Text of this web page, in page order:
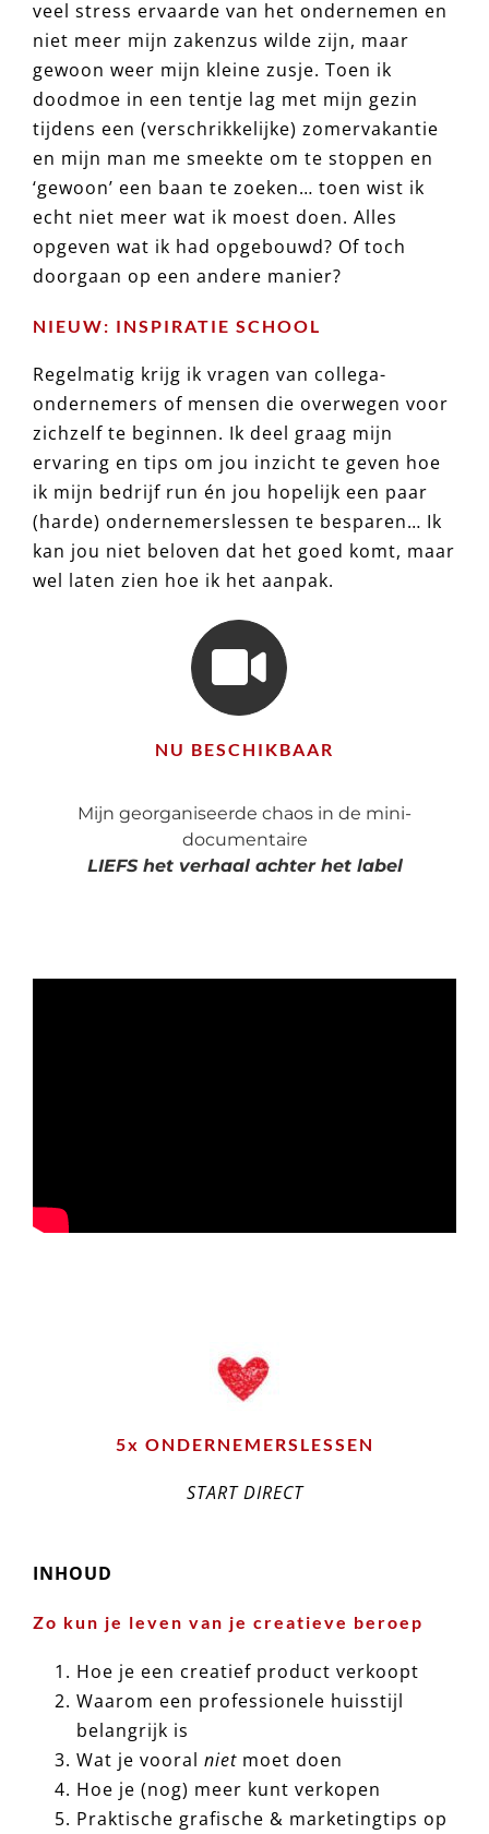
veel stress ervaarde van het ondernemen en
niet meer mijn zakenzus wilde zijn, maar
gewoon weer mijn kleine zusje. Toen ik
doodmoe in een tentje lag met mijn gezin
tijdens een (verschrikkelijke) zomervakantie
en mijn man me smeekte om te stoppen en
‘gewoon’ een baan te zoeken… toen wist ik
echt niet meer wat ik moest doen. Alles
opgeven wat ik had opgebouwd? Of toch
doorgaan op een andere manier?
NIEUW: INSPIRATIE SCHOOL
Regelmatig krijg ik vragen van collega-
ondernemers of mensen die overwegen voor
zichzelf te beginnen. Ik deel graag mijn
ervaring en tips om jou inzicht te geven hoe
ik mijn bedrijf run én jou hopelijk een paar
(harde) ondernemerslessen te besparen… Ik
kan jou niet beloven dat het goed komt, maar
wel laten zien hoe ik het aanpak.
NU BESCHIKBAAR
Mijn georganiseerde chaos in de mini-
documentaire
LIEFS het verhaal achter het label
5x ONDERNEMERSLESSEN
START DIRECT
INHOUD
Zo kun je leven van je creatieve beroep
Hoe je een creatief product verkoopt
Waarom een professionele huisstijl
belangrijk is
Wat je vooral niet moet doen
Hoe je (nog) meer kunt verkopen
Praktische grafische & marketingtips op